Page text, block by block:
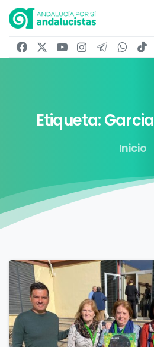
Etiqueta:Garcia
Inicio